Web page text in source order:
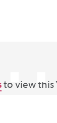
to view this